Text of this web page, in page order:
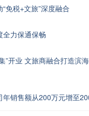
免税+文旅”深度融合
全力保通保畅
”开业 文旅商融合打造滨
年销售额从200万元增至